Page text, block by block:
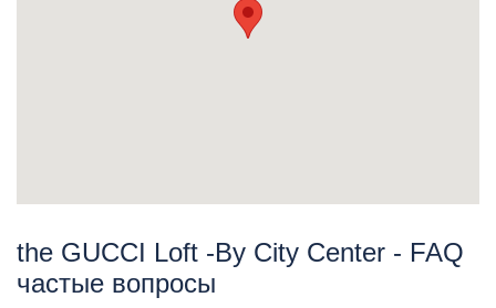
the GUCCI Loft -By City Center - FAQ
частые вопросы